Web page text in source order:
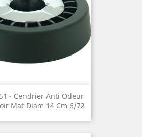
- Cendrier Anti Odeur
Mat Diam 14 Cm 6/72